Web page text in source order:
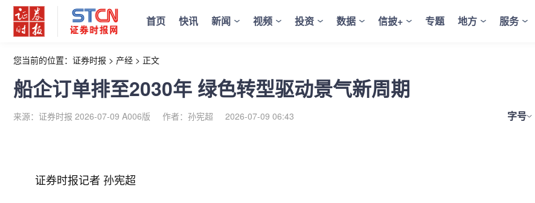
首页 快讯 新闻 视频 投资 数据 信披+ 专题 地方 服务
您当前的位置： 证券时报 > 产经 > 正文
船企订单排至2030年 绿色转型驱动景气新周期
来源：证券时报 2026-07-09 A006版 作者：孙宪超 2026-07-09 06:43 字号
证券时报记者 孙宪超